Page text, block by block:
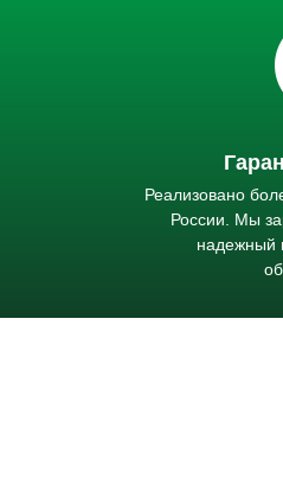
Реализовано
России. Мы
надежный